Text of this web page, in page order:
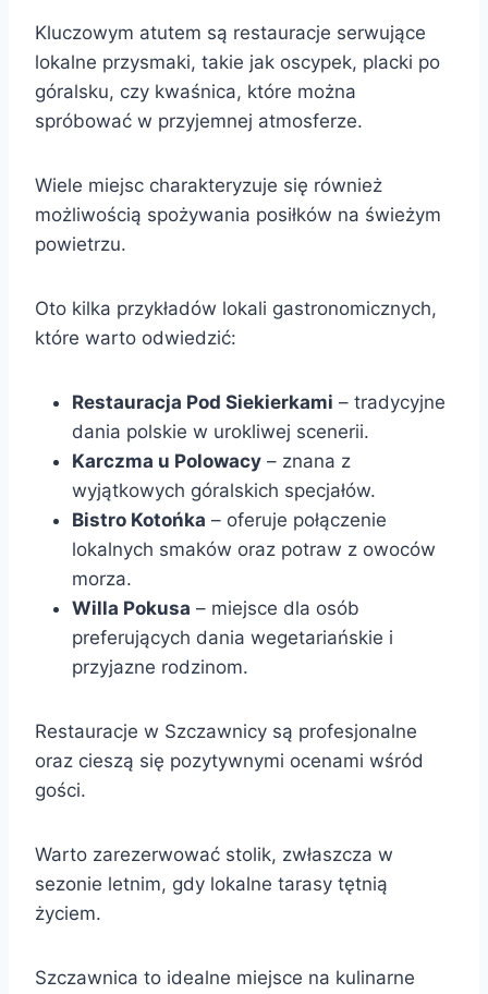
Kluczowym atutem są restauracje serwujące
lokalne przysmaki, takie jak oscypek, placki po
góralsku, czy kwaśnica, które można
spróbować w przyjemnej atmosferze.
Wiele miejsc charakteryzuje się również
możliwością spożywania posiłków na świeżym
powietrzu.
Oto kilka przykładów lokali gastronomicznych,
które warto odwiedzić:
Restauracja Pod Siekierkami – tradycyjne
dania polskie w urokliwej scenerii.
Karczma u Polowacy – znana z
wyjątkowych góralskich specjałów.
Bistro Kotońka – oferuje połączenie
lokalnych smaków oraz potraw z owoców
morza.
Willa Pokusa – miejsce dla osób
preferujących dania wegetariańskie i
przyjazne rodzinom.
Restauracje w Szczawnicy są profesjonalne
oraz cieszą się pozytywnymi ocenami wśród
gości.
Warto zarezerwować stolik, zwłaszcza w
sezonie letnim, gdy lokalne tarasy tętnią
życiem.
Szczawnica to idealne miejsce na kulinarne